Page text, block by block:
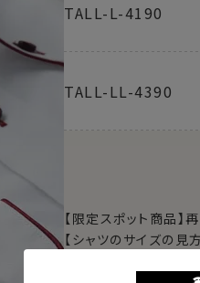
TALL-L-4190
TALL-LL-4390
【限定スポット商品】
【シャツのサイズの見方